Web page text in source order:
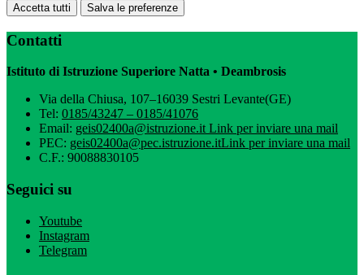
Accetta tutti Salva le preferenze
Contatti
Istituto di Istruzione Superiore Natta • Deambrosis
Via della Chiusa, 107–16039 Sestri Levante(GE)
Tel: 0185/43247 – 0185/41076
Email: geis02400a@istruzione.itLink per inviare una mail
PEC: geis02400a@pec.istruzione.itLink per inviare una mail
C.F.: 90088830105
Seguici su
Youtube
Instagram
Telegram